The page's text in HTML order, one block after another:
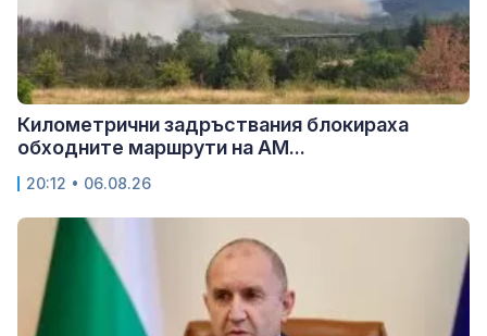
Километрични задръствания блокираха
обходните маршрути на АМ...
20:12 • 06.08.26